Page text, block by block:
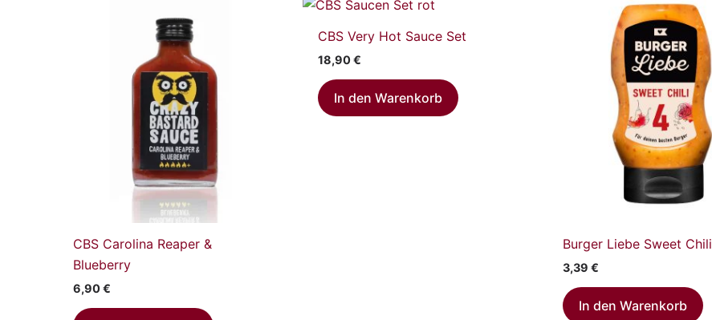
CBS Carolina Reaper &
Blueberry
6,90€
CBS Very Hot Sauce Set
18,90€
In den Warenkorb
Burger Liebe Sweet Chili
3,39€
In den Warenkorb